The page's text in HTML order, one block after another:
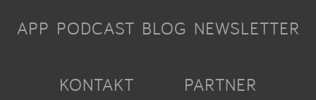
APP PODCAST BLOG NEWSLETTER
KONTAKT PARTNER